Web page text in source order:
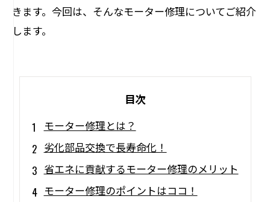
きます。今回は、そんなモーター修理についてご紹介
します。
目次
モーター修理とは？
劣化部品交換で長寿命化！
省エネに貢献するモーター修理のメリット
モーター修理のポイントはココ！